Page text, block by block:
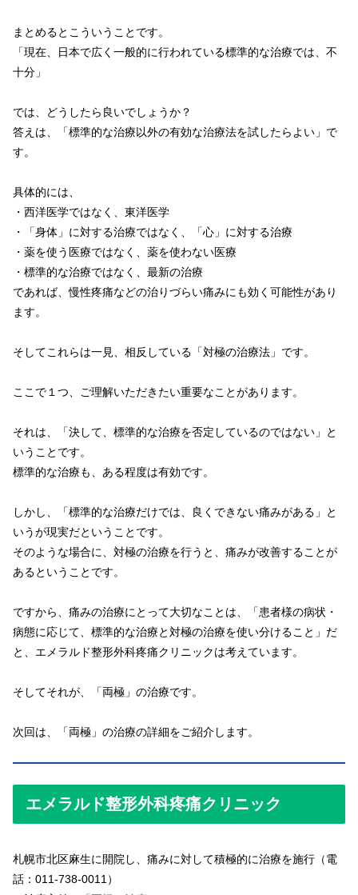
まとめるとこういうことです。
「現在、日本で広く一般的に行われている標準的な治療では、不
十分」
では、どうしたら良いでしょうか？
答えは、「標準的な治療以外の有効な治療法を試したらよい」で
す。
具体的には、
・西洋医学ではなく、東洋医学
・「身体」に対する治療ではなく、「心」に対する治療
・薬を使う医療ではなく、薬を使わない医療
・標準的な治療ではなく、最新の治療
であれば、慢性疼痛などの治りづらい痛みにも効く可能性があり
ます。
そしてこれらは一見、相反している「対極の治療法」です。
ここで１つ、ご理解いただきたい重要なことがあります。
それは、「決して、標準的な治療を否定しているのではない」と
いうことです。
標準的な治療も、ある程度は有効です。
しかし、「標準的な治療だけでは、良くできない痛みがある」と
いうが現実だということです。
そのような場合に、対極の治療を行うと、痛みが改善することが
あるということです。
ですから、痛みの治療にとって大切なことは、「患者様の病状・
病態に応じて、標準的な治療と対極の治療を使い分けること」だ
と、エメラルド整形外科疼痛クリニックは考えています。
そしてそれが、「両極」の治療です。
次回は、「両極」の治療の詳細をご紹介します。
エメラルド整形外科疼痛クリニック
札幌市北区麻生に開院し、痛みに対して積極的に治療を施行（電
話：011-738-0011）